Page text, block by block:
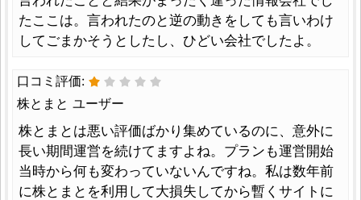
たここは。言われたのと逆の動きをしても言いわけ
してごまかそうとしたし、ひどい会社でしたよ。
口コミ評価:
株とまと ユーザー
株とまとは悪い評価ばかり集めているのに、意外に
長い期間運営を続けてますよね。プランも運営開始
当時から何も変わっていないんですね。私は数年前
に株とまとを利用して大損失してから暫くサイトに